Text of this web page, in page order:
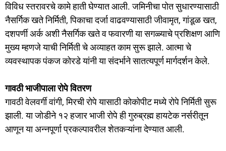
विविध स्तरावरचे कामे हाती घेण्यात आली. जमिनीचा पोत सुधारण्यासाठी
नैसर्गिक खते निर्मिती, पिकाचा दर्जा वाढवण्यासाठी जीवामृत, गांडूळ खत,
दशपर्णी अर्क अशी नैसर्गिक खते व फवारणी या सगळ्याचे प्रशिक्षण आणि
मुख्य म्हणजे याची निर्मिती चे अव्याहत काम सुरू झाले. आत्मा चे
व्यवस्थापक पंकज कोरडे यांनी या संदर्भाने सातत्यपूर्ण मार्गदर्शन केले.
गावठी भाजीपाला रोपे वितरण
गावठी वेलवर्गी वांगी, मिरची रोपे यासाठी कोकोपीट मध्ये रोपे निर्मिती सुरू
झाली. या जोडीने १२ हजार भाजी रोपे ही गुरुब्रह्म हायटेक नर्सरीतून
आणून या अन्नपूर्णा प्रकल्पावरील शेतकऱ्यांना देण्यात आली.